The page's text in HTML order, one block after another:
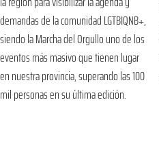
demandas de la comunidad LGTBIQNB+,
siendo la Marcha del Orgullo uno de los
eventos más masivo que tienen lugar
en nuestra provincia, superando las 100
mil personas en su última edición.